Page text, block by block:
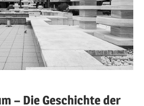
– Die Geschichte der